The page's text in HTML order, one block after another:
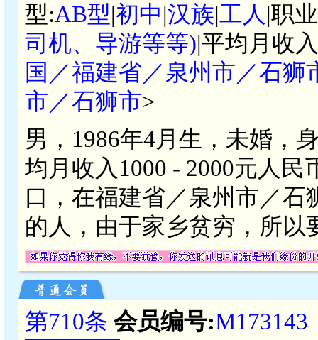
型:AB型|初中|汉族|工人 |职
司机、导游等等)|平均月收
国／福建省／泉州市／石狮
市／石狮市>
男，1986年4月生，未婚，
均月收入1000 - 2000元人
口，在福建省／泉州市／
的人，由于家乡贫穷，所
第710条 会员编号:M173143